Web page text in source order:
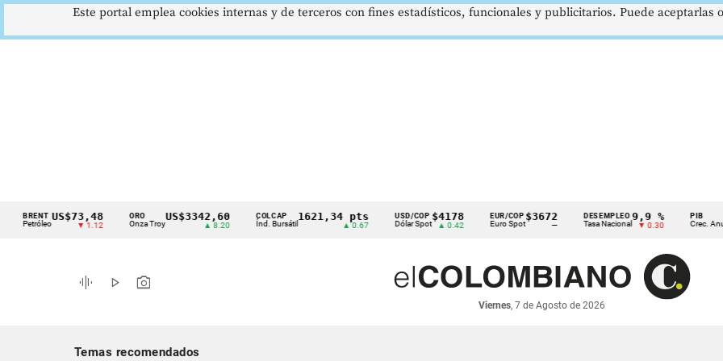
Cintillo
indicadores
económicos
US$73,48
▼ 1.12
ORO
Onza Troy
US$3342,60 COLCAP
Índ. Bursátil
1621,34 pts USD/COP
Dólar Spot
$4178
▲ 0.42
EUR/COP
Euro Spot
$3672
—
DESEMPLEO
Tasa Nacional
9,9 %
▼ 0.30
PIB
Crec. Anual
2,8
▲
graphic_eq play_arrow photo_camera
Viernes, 7 de Agosto de 2026
Temas recomendados
Este portal emplea cookies internas y de terceros con fines estadísticos, funcionales y publicitarios. Puede aceptarlas